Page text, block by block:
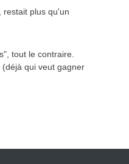
restait plus qu'un
tout le contraire.
qui veut gagner